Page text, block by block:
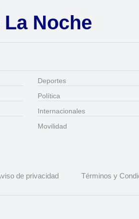
Noche
Deportes
Política
Internacionales
Movilidad
de privacidad Términos y